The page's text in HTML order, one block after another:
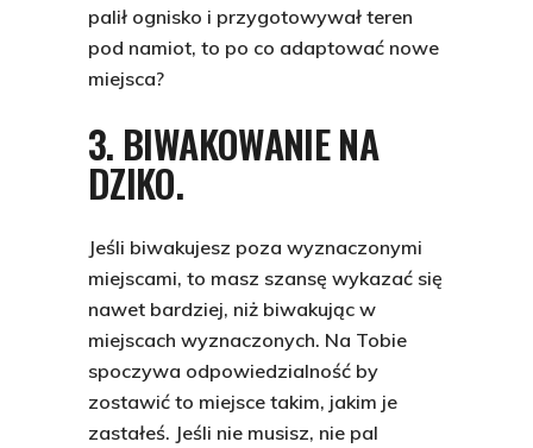
palił ognisko i przygotowywał teren
pod namiot, to po co adaptować nowe
miejsca?
3. BIWAKOWANIE NA
DZIKO.
Jeśli biwakujesz poza wyznaczonymi
miejscami, to masz szansę wykazać się
nawet bardziej, niż biwakując w
miejscach wyznaczonych. Na Tobie
spoczywa odpowiedzialność by
zostawić to miejsce takim, jakim je
zastałeś. Jeśli nie musisz, nie pal